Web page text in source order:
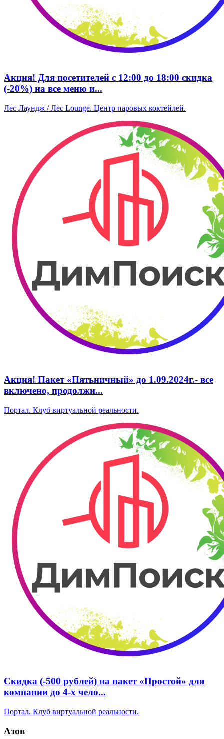
Акция! Для посетителей с 12:00 до 18:00 скидка
(-20%) на все меню и...
Лес Лаундж / Лес Lounge. Центр паровых коктейлей.
А‌кция! Пакет «Пятьничный» до 1.09.2024г.‌- все
включено, ‌продолжи...
Портал. Клуб виртуальной реальности.
Скидка (-500 рублей) на пакет «Простой» ‌‌‌для
компании до 4-х чело...
Портал. Клуб виртуальной реальности.
Азов